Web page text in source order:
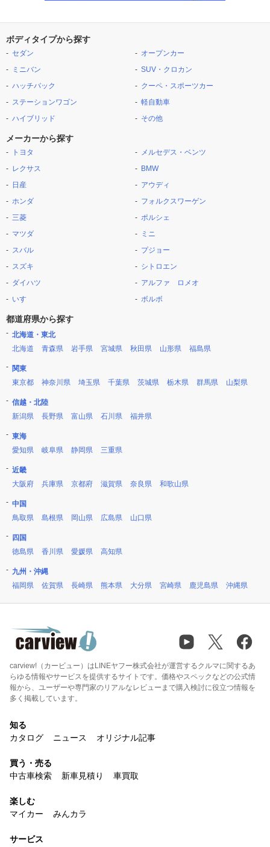
ボディタイプから探す
セダン
ミニバン
ハッチバック
ステーションワゴン
ハイブリッド
オープンカー
SUV・クロカン
クーペ・スポーツカー
軽自動車
その他
メーカーから探す
トヨタ
レクサス
日産
ホンダ
三菱
マツダ
スバル
スズキ
ダイハツ
いすゞ
メルセデス・ベンツ
BMW
アウディ
フォルクスワーゲン
ポルシェ
ミニ
プジョー
シトロエン
アルファ ロメオ
ボルボ
都道府県から探す
北海道・東北
北海道
青森県 岩手県 宮城県 秋田県 山形県 福島県
関東
東京都
神奈川県 埼玉県 千葉県 茨城県 栃木県 群馬県 山梨県
信越・北陸
新潟県
長野県 富山県 石川県 福井県
東海
愛知県
岐阜県 静岡県 三重県
近畿
大阪府
兵庫県 京都府 滋賀県 奈良県 和歌山県
中国
鳥取県
島根県 岡山県 広島県 山口県
四国
徳島県
香川県 愛媛県 高知県
九州・沖縄
福岡県
佐賀県 長崎県 熊本県 大分県 宮崎県 鹿児島県 沖縄県
carview!（カービュー）はLINEヤフー株式会社が運営するクルマに関するあ
らゆる情報やサービスを提供するサイトです。価格やスペックなどの公式情
報から、ユーザーや専門家のリアルなレビューまで購入検討に役立つ情報を
多く掲載しています。
知る
カタログ
ニュース オリジナル記事
買う・売る
中古車検索
新車見積り 車買取
楽しむ
マイカー
みんカラ
サービス